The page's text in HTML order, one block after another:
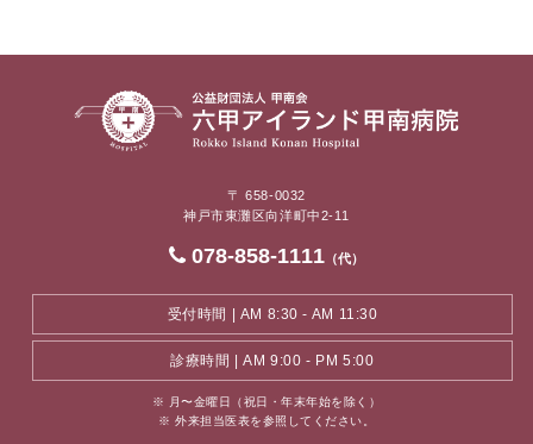
〒 658-0032
神戸市東灘区向洋町中2-11
078-858-1111 （代）
受付時間 | AM 8:30 - AM 11:30
診療時間 | AM 9:00 - PM 5:00
※ 月〜金曜日（祝日・年末年始を除く）
※ 外来担当医表を参照してください。